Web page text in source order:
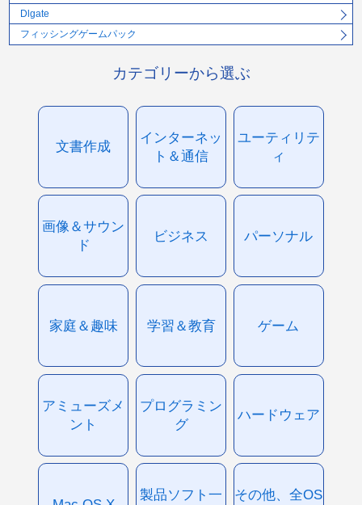
Dlgate
フィッシングゲームパック
カテゴリーから選ぶ
文書作成
インターネッ
ト＆通信
ユーティリテ
ィ
画像＆サウン
ド
ビジネス パーソナル
家庭＆趣味 学習＆教育 ゲーム
アミューズメ
ント
プログラミン
グ
ハードウェア
製品ソフト一
その他、全OS